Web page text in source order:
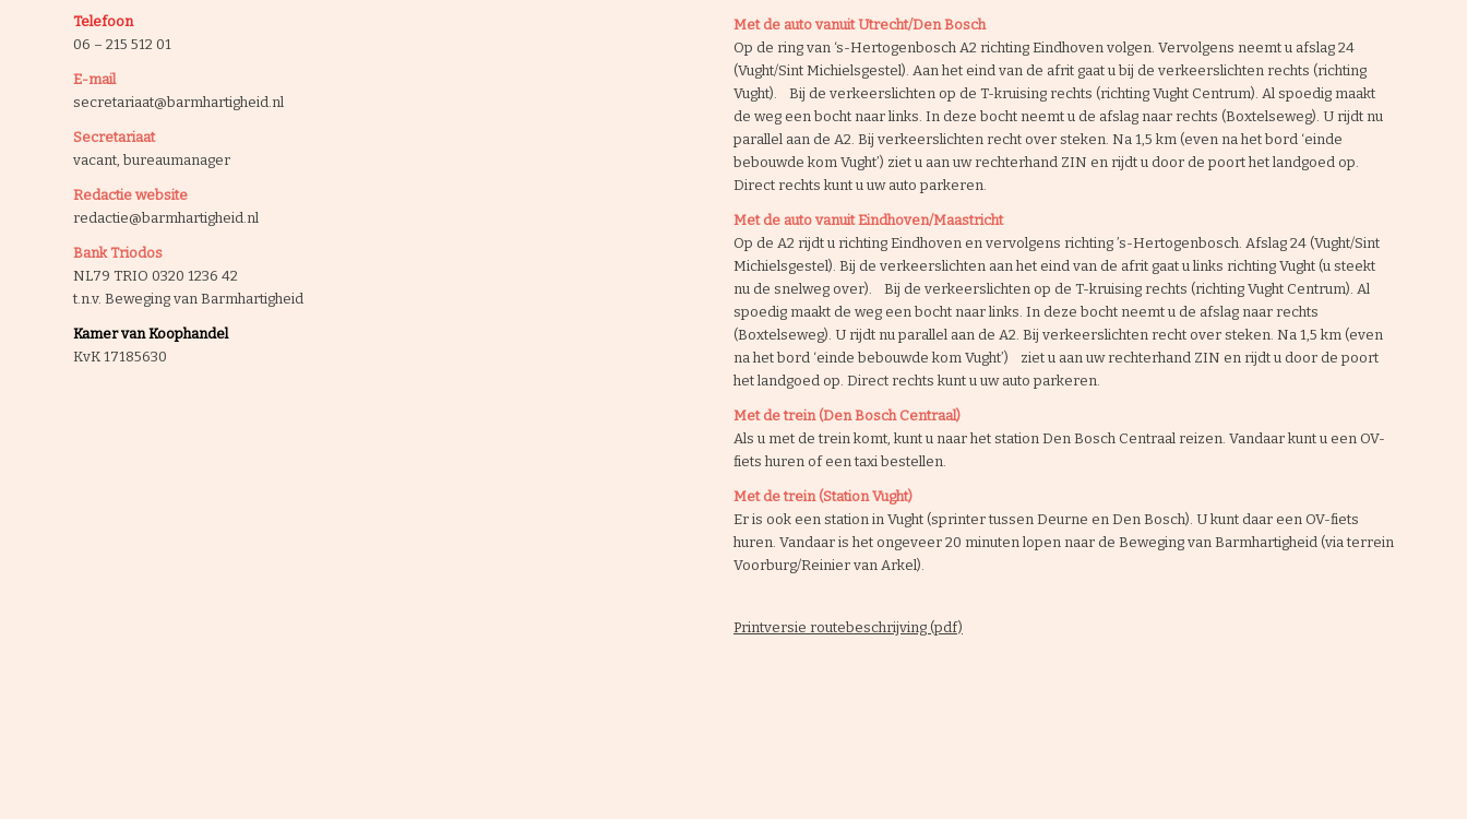
Telefoon
06 – 215 512 01
E-mail
secretariaat@barmhartigheid.nl
Secretariaat
vacant, bureaumanager
Redactie website
redactie@barmhartigheid.nl
Bank Triodos
NL79 TRIO 0320 1236 42
t.n.v. Beweging van Barmhartigheid
Kamer van Koophandel
KvK 17185630
Met de auto vanuit Utrecht/Den Bosch
Op de ring van ‘s-Hertogenbosch A2 richting Eindhoven volgen. Vervolgens neemt u afslag 24
(Vught/Sint Michielsgestel). Aan het eind van de afrit gaat u bij de verkeerslichten rechts (richting
Vught). Bij de verkeerslichten op de T-kruising rechts (richting Vught Centrum). Al spoedig maakt
de weg een bocht naar links. In deze bocht neemt u de afslag naar rechts (Boxtelseweg). U rijdt nu
parallel aan de A2. Bij verkeerslichten recht over steken. Na 1,5 km (even na het bord ‘einde
bebouwde kom Vught’) ziet u aan uw rechterhand ZIN en rijdt u door de poort het landgoed op.
Direct rechts kunt u uw auto parkeren.
Met de auto vanuit Eindhoven/Maastricht
Op de A2 rijdt u richting Eindhoven en vervolgens richting ’s-Hertogenbosch. Afslag 24 (Vught/Sint
Michielsgestel). Bij de verkeerslichten aan het eind van de afrit gaat u links richting Vught (u steekt
nu de snelweg over). Bij de verkeerslichten op de T-kruising rechts (richting Vught Centrum). Al
spoedig maakt de weg een bocht naar links. In deze bocht neemt u de afslag naar rechts
(Boxtelseweg). U rijdt nu parallel aan de A2. Bij verkeerslichten recht over steken. Na 1,5 km (even
na het bord ‘einde bebouwde kom Vught’) ziet u aan uw rechterhand ZIN en rijdt u door de poort
het landgoed op. Direct rechts kunt u uw auto parkeren.
Met de trein (Den Bosch Centraal)
Als u met de trein komt, kunt u naar het station Den Bosch Centraal reizen. Vandaar kunt u een OV-
fiets huren of een taxi bestellen.
Met de trein (Station Vught)
Er is ook een station in Vught (sprinter tussen Deurne en Den Bosch). U kunt daar een OV-fiets
huren. Vandaar is het ongeveer 20 minuten lopen naar de Beweging van Barmhartigheid (via terrein
Voorburg/Reinier van Arkel).
Printversie routebeschrijving (pdf)